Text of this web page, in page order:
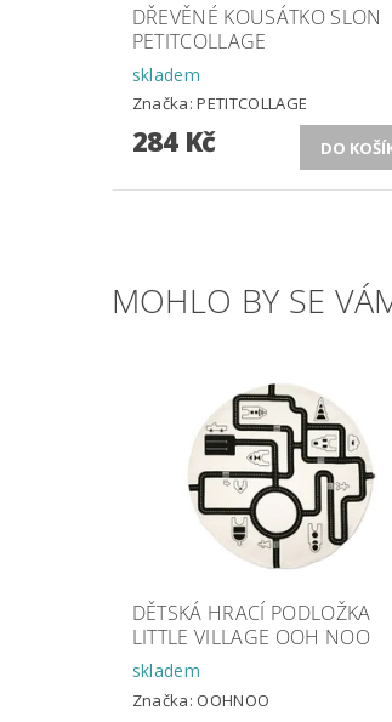
DŘEVĚNÉ KOUSÁTKO SLON
PETITCOLLAGE
skladem
Značka:PETITCOLLAGE
284 Kč
MOHLO BY SE
DĚTSKÁ HRACÍ PODLOŽKA
LITTLE VILLAGE OOH NOO
skladem
Značka: OOHNOO